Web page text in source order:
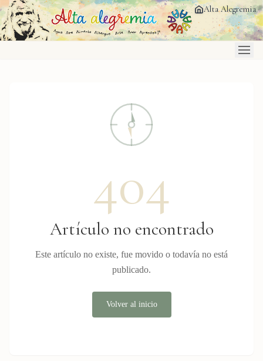
Saltar al contenido principal Alta Alegremia
404
Artículo no encontrado
Este artículo no existe, fue movido o todavía no está
publicado.
Volver al inicio